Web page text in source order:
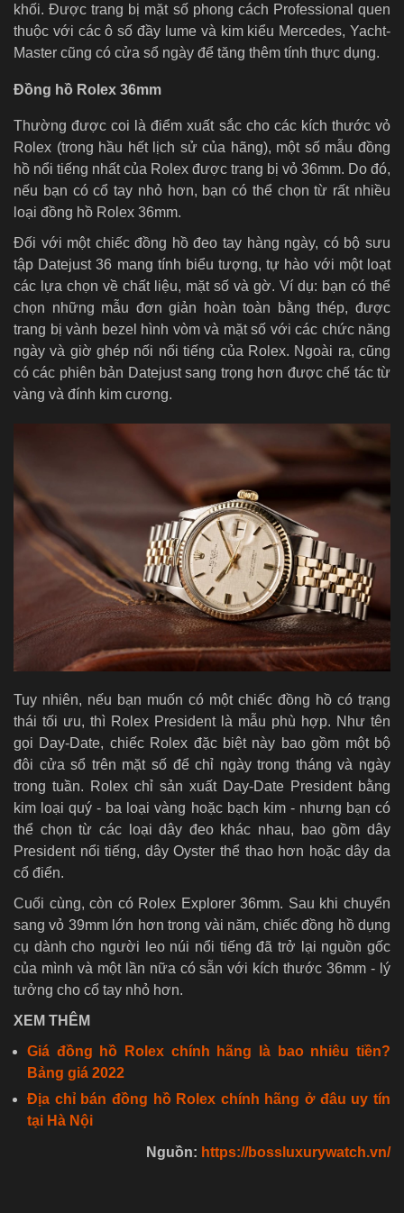
khối. Được trang bị mặt số phong cách Professional quen
thuộc với các ô số đầy lume và kim kiểu Mercedes, Yacht-
Master cũng có cửa sổ ngày để tăng thêm tính thực dụng.
Đồng hồ Rolex 36mm
Thường được coi là điểm xuất sắc cho các kích thước vỏ
Rolex (trong hầu hết lịch sử của hãng), một số mẫu đồng
hồ nổi tiếng nhất của Rolex được trang bị vỏ 36mm. Do đó,
nếu bạn có cổ tay nhỏ hơn, bạn có thể chọn từ rất nhiều
loại đồng hồ Rolex 36mm.
Đối với một chiếc đồng hồ đeo tay hàng ngày, có bộ sưu
tập Datejust 36 mang tính biểu tượng, tự hào với một loạt
các lựa chọn về chất liệu, mặt số và gờ. Ví dụ: bạn có thể
chọn những mẫu đơn giản hoàn toàn bằng thép, được
trang bị vành bezel hình vòm và mặt số với các chức năng
ngày và giờ ghép nối nổi tiếng của Rolex. Ngoài ra, cũng
có các phiên bản Datejust sang trọng hơn được chế tác từ
vàng và đính kim cương.
Tuy nhiên, nếu bạn muốn có một chiếc đồng hồ có trạng
thái tối ưu, thì Rolex President là mẫu phù hợp. Như tên
gọi Day-Date, chiếc Rolex đặc biệt này bao gồm một bộ
đôi cửa sổ trên mặt số để chỉ ngày trong tháng và ngày
trong tuần. Rolex chỉ sản xuất Day-Date President bằng
kim loại quý - ba loại vàng hoặc bạch kim - nhưng bạn có
thể chọn từ các loại dây đeo khác nhau, bao gồm dây
President nổi tiếng, dây Oyster thể thao hơn hoặc dây da
cổ điển.
Cuối cùng, còn có Rolex Explorer 36mm. Sau khi chuyển
sang vỏ 39mm lớn hơn trong vài năm, chiếc đồng hồ dụng
cụ dành cho người leo núi nổi tiếng đã trở lại nguồn gốc
của mình và một lần nữa có sẵn với kích thước 36mm - lý
tưởng cho cổ tay nhỏ hơn.
XEM THÊM
Giá đồng hồ Rolex chính hãng là bao nhiêu tiền?
Bảng giá 2022
Địa chỉ bán đồng hồ Rolex chính hãng ở đâu uy tín
tại Hà Nội
Nguồn: https://bossluxurywatch.vn/